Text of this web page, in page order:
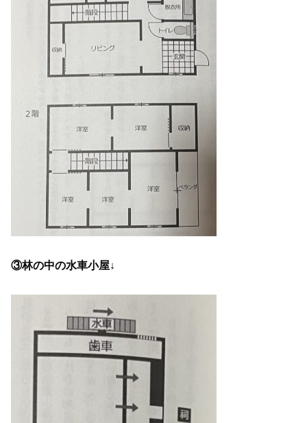
③林の中の水車小屋↓